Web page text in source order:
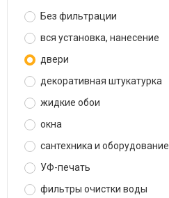
Без фильтрации
вся установка, нанесение
двери
декоративная штукатурка
жидкие обои
окна
сантехника и оборудование
УФ-печать
фильтры очистки воды